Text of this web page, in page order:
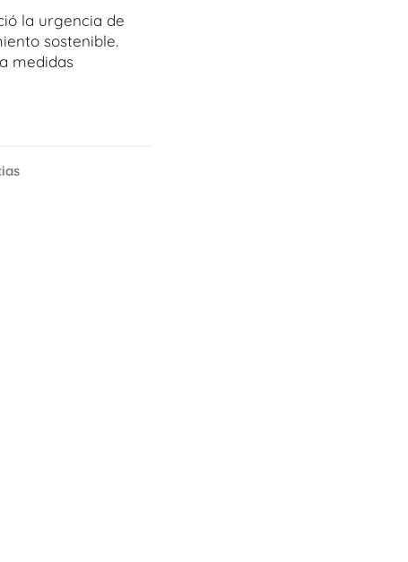
la urgencia de
sostenible.
medidas